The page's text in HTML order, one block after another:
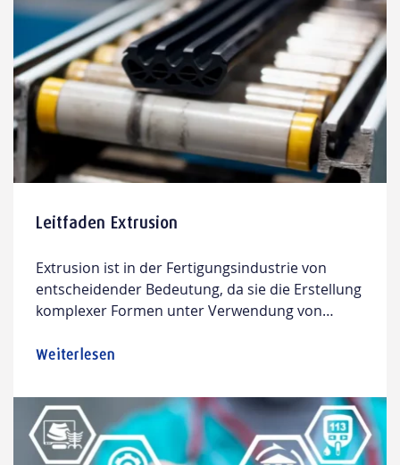
Leitfaden Extrusion
Extrusion ist in der Fertigungsindustrie von
entscheidender Bedeutung, da sie die Erstellung
komplexer Formen unter Verwendung von
Weiterlesen